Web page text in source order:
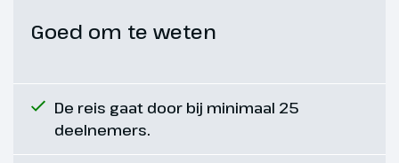
Vandaag heb je een vrije dag. Je
kan heerlijk ontspannen aan het
Goed om te weten
De reis gaat door bij minimaal 25
deelnemers.